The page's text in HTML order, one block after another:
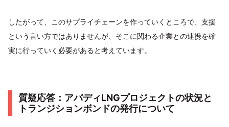
したがって、このサプライチェーンを作っていくところで、支援
という言い方ではありませんが、そこに関わる企業との連携を確
実に行っていく必要があると考えています。
質疑応答：アバディLNGプロジェクトの状況と
トランジションボンドの発行について